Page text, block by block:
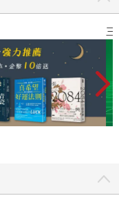
三